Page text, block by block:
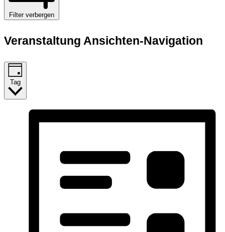
Filter verbergen
Veranstaltung Ansichten-Navigation
Tag